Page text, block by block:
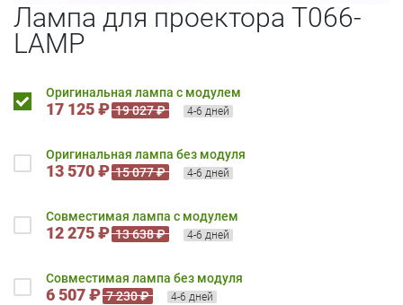
Лампа для проектора T066-
LAMP
Оригинальная лампа с модулем
17 125 ₽ 19 027 ₽ 4-6 дней
Оригинальная лампа без модуля
13 570 ₽ 15 077 ₽ 4-6 дней
Совместимая лампа с модулем
12 275 ₽ 13 638 ₽ 4-6 дней
Совместимая лампа без модуля
6 507 ₽ 7 230 ₽ 4-6 дней